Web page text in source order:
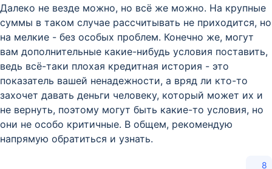
Далеко не везде можно, но всё же можно. На крупные
суммы в таком случае рассчитывать не приходится, но
на мелкие - без особых проблем. Конечно же, могут
вам дополнительные какие-нибудь условия поставить,
ведь всё-таки плохая кредитная история - это
показатель вашей ненадежности, а вряд ли кто-то
захочет давать деньги человеку, который может их и
не вернуть, поэтому могут быть какие-то условия, но
они не особо критичные. В общем, рекомендую
напрямую обратиться и узнать.
8